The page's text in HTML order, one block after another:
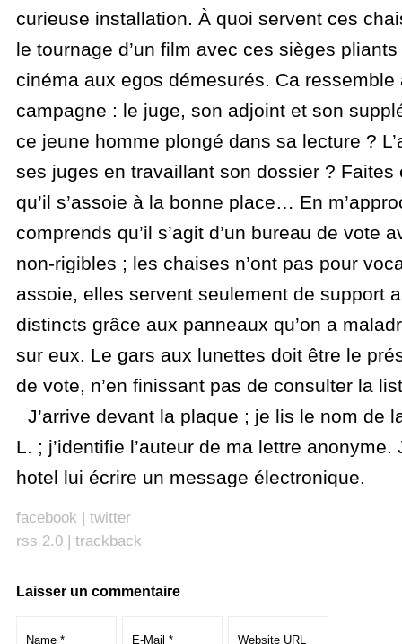
curieuse installation. À quoi servent ces
le tournage d’un film avec ces sièges
cinéma aux egos démesurés. Ca ressemble
campagne : le juge, son adjoint et son
ce jeune homme plongé dans sa lecture ?
ses juges en travaillant son dossier ? Faites
qu’il s’assoie à la bonne place… En
comprends qu’il s’agit d’un bureau de vote
non-rigibles ; les chaises n’ont pas pour
assoie, elles servent seulement de support
distincts grâce aux panneaux qu’on a
sur eux. Le gars aux lunettes doit être le
de vote, n’en finissant pas de consulter la
J’arrive devant la plaque ; je lis le nom de
L. ; j’identifie l’auteur de ma lettre anonyme.
hotel lui écrire un message électronique.
facebook | twitter
rss 2.0| trackback
Laisser un commentaire